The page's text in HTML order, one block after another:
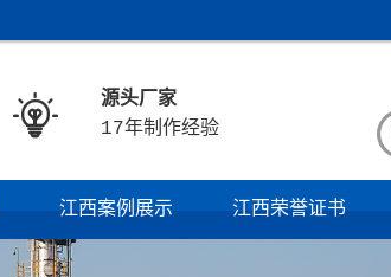

源头厂家
17年制作经验
江西案例展示 江西荣誉证书